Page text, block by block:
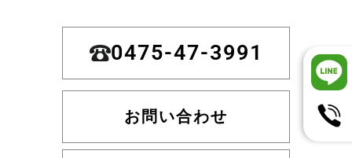
0475-47-3991
お問い合わせ